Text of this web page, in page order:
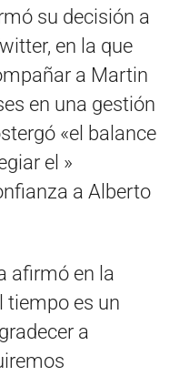
su decisión a
en la que
a Martin
en una gestión
«el balance
el »
a Alberto
afirmó en la
tiempo es un
a